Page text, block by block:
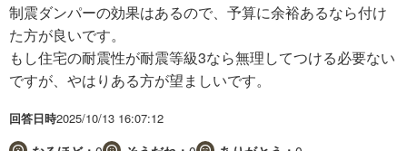
制震ダンパーの効果はあるので、予算に余裕あるなら付け
た方が良いです。
もし住宅の耐震性が耐震等級3なら無理してつける必要ない
ですが、やはりある方が望ましいです。
回答日時2025/10/13 16:07:12